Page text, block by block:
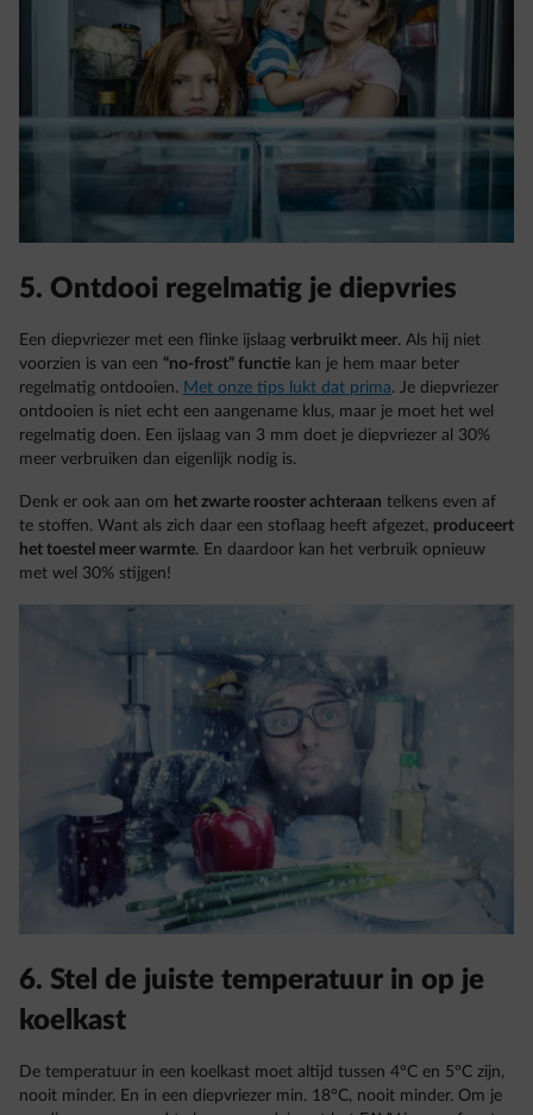
5. Ontdooi regelmatig je diepvries
Een diepvriezer met een flinke ijslaag verbruikt meer. Als hij niet
voorzien is van een “no-frost” functie kan je hem maar beter
regelmatig ontdooien. Met onze tips lukt dat prima. Je diepvriezer
ontdooien is niet echt een aangename klus, maar je moet het wel
regelmatig doen. Een ijslaag van 3 mm doet je diepvriezer al 30%
meer verbruiken dan eigenlijk nodig is.
Denk er ook aan om het zwarte rooster achteraan telkens even af
te stoffen. Want als zich daar een stoflaag heeft afgezet, produceert
het toestel meer warmte. En daardoor kan het verbruik opnieuw
met wel 30% stijgen!
6. Stel de juiste temperatuur in op je
koelkast
De temperatuur in een koelkast moet altijd tussen 4°C en 5°C zijn,
nooit minder. En in een diepvriezer min. 18°C, nooit minder. Om je